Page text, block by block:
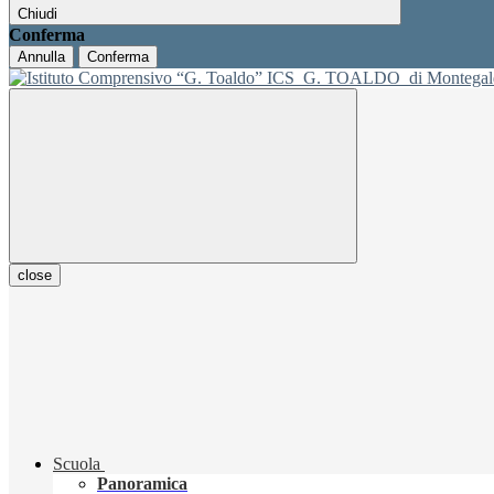
Chiudi
Conferma
Annulla Conferma
ICS G. TOALDO di
close
Scuola
Panoramica